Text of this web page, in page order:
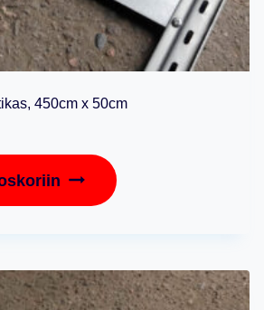
450cm x 50cm